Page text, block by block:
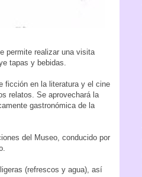
permite realizar una visita
tapas y bebidas.
ficción en la literatura y el cine
relatos. Se aprovechará la
gastronómica de la
del Museo, conducido por
(refrescos y agua), así